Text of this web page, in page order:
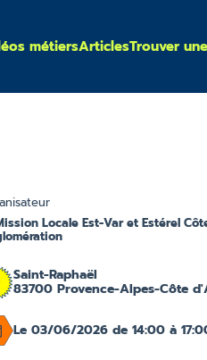
métiersArticlesTrouver
Locale Est-Var et Estérel
Saint-Raphaël
83700 Provence-Alpes-Côte
Le 03/06/2026 de 14:00 à